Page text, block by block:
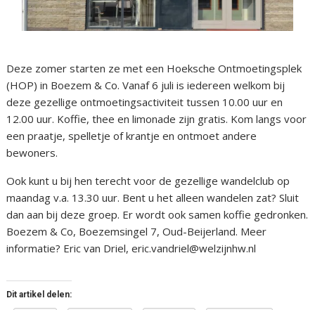
Deze zomer starten ze met een Hoeksche Ontmoetingsplek
(HOP) in Boezem & Co. Vanaf 6 juli is iedereen welkom bij
deze gezellige ontmoetingsactiviteit tussen 10.00 uur en
12.00 uur. Koffie, thee en limonade zijn gratis. Kom langs voor
een praatje, spelletje of krantje en ontmoet andere
bewoners.
Ook kunt u bij hen terecht voor de gezellige wandelclub op
maandag v.a. 13.30 uur. Bent u het alleen wandelen zat? Sluit
dan aan bij deze groep. Er wordt ook samen koffie gedronken.
Boezem & Co, Boezemsingel 7, Oud-Beijerland. Meer
informatie? Eric van Driel, eric.vandriel@welzijnhw.nl
Dit artikel delen: